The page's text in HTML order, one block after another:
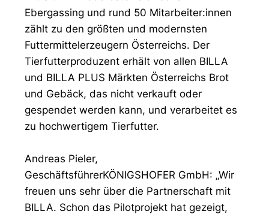
Ebergassing und rund 50 Mitarbeiter:innen
zählt zu den größten und modernsten
Futtermittelerzeugern Österreichs. Der
Tierfutterproduzent erhält von allen BILLA
und BILLA PLUS Märkten Österreichs Brot
und Gebäck, das nicht verkauft oder
gespendet werden kann, und verarbeitet es
zu hochwertigem Tierfutter.
Andreas Pieler,
GeschäftsführerKÖNIGSHOFER GmbH: „Wir
freuen uns sehr über die Partnerschaft mit
BILLA. Schon das Pilotprojekt hat gezeigt,